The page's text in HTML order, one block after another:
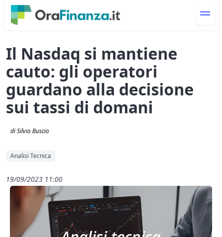
Il Nasdaq si mantiene
cauto: gli operatori
guardano alla decisione
sui tassi di domani
di Silvio Buscio
Analisi Tecnica
19/09/2023 11:00